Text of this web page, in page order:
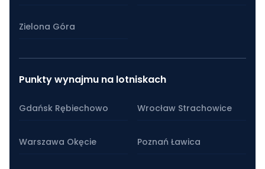
Zielona Góra
Punkty wynajmu na lotniskach
Gdańsk Rębiechowo Wrocław Strachowice
Warszawa Okęcie Poznań Ławica